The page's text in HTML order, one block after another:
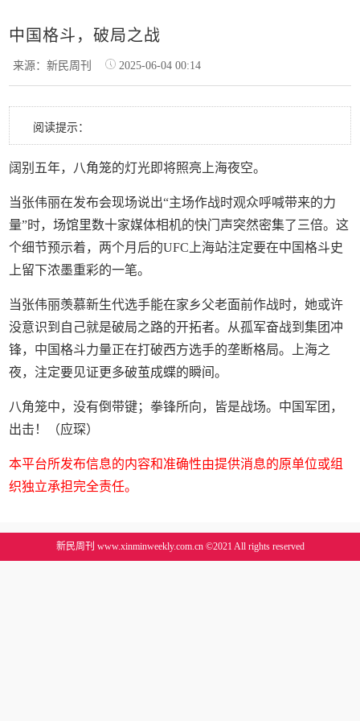
中国格斗，破局之战
来源：新民周刊 2025-06-04 00:14
阅读提示：
阔别五年，八角笼的灯光即将照亮上海夜空。
当张伟丽在发布会现场说出“主场作战时观众呼喊带来的力
量”时，场馆里数十家媒体相机的快门声突然密集了三倍。这
个细节预示着，两个月后的UFC上海站注定要在中国格斗史
上留下浓墨重彩的一笔。
当张伟丽羡慕新生代选手能在家乡父老面前作战时，她或许
没意识到自己就是破局之路的开拓者。从孤军奋战到集团冲
锋，中国格斗力量正在打破西方选手的垄断格局。上海之
夜，注定要见证更多破茧成蝶的瞬间。
八角笼中，没有倒带键；拳锋所向，皆是战场。中国军团，
出击！（应琛）
本平台所发布信息的内容和准确性由提供消息的原单位或组
织独立承担完全责任。
新民周刊 www.xinminweekly.com.cn ©2021 All rights reserved